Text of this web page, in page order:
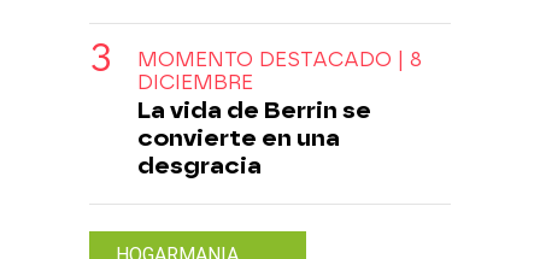
MOMENTO DESTACADO | 8
DICIEMBRE
La vida de Berrin se
convierte en una
desgracia